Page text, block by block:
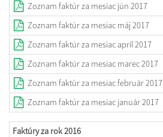
Zoznam faktúr za mesiac jún 2017
Zoznam faktúr za mesiac máj 2017
Zoznam faktúr za mesiac apríl 2017
Zoznam faktúr za mesiac marec 2017
Zoznam faktúr za mesiac február 2017
Zoznam faktúr za mesiac január 2017
Faktúry za rok 2016